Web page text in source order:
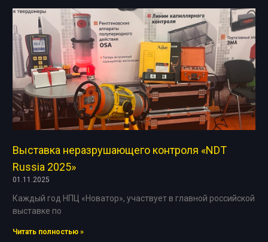
Выставка неразрушающего контроля «NDT
Russia 2025»
01.11.2025
Каждый год НПЦ «Новатор», участвует в главной российской
выставке по
Читать полностью »